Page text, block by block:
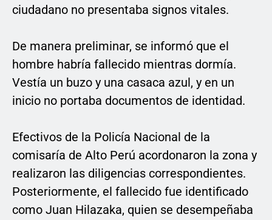
ciudadano no presentaba signos vitales.
De manera preliminar, se informó que el
hombre habría fallecido mientras dormía.
Vestía un buzo y una casaca azul, y en un
inicio no portaba documentos de identidad.
Efectivos de la Policía Nacional de la
comisaría de Alto Perú acordonaron la zona y
realizaron las diligencias correspondientes.
Posteriormente, el fallecido fue identificado
como Juan Hilazaka, quien se desempeñaba